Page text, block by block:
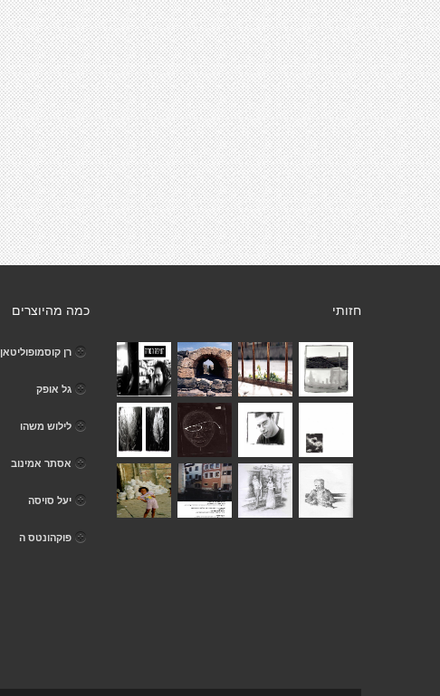
כמה מהיוצרים
רן קוסמופוליטאן
גל אופק
לילוש משהו
אסתר אמינוב
יעל סויסה
פוקהונטס ה
חזותי